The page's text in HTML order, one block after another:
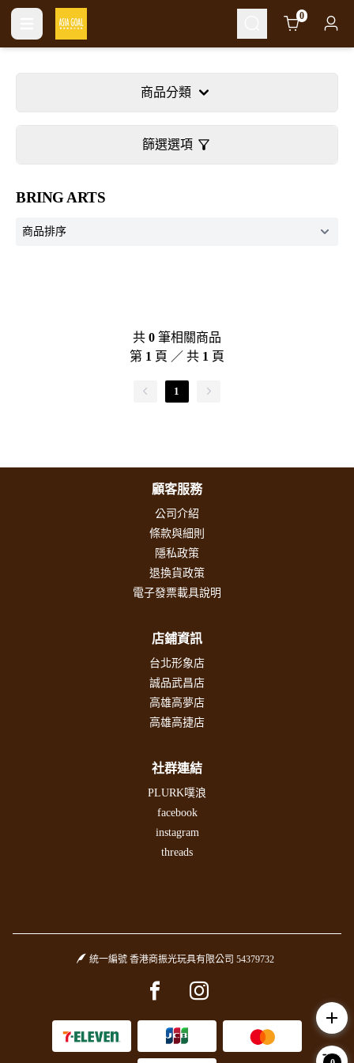
Cart 0
商品分類
篩選選項
BRING ARTS
共 0筆相關商品
第 1 頁 ／ 共 1 頁
1
顧客服務
公司介紹
條款與細則
隱私政策
退換貨政策
電子發票載具說明
店鋪資訊
台北形象店
誠品武昌店
高雄高夢店
高雄高捷店
社群連結
PLURK噗浪
facebook
instagram
threads
統一編號 香港商振光玩具有限公司 54379732
Facebook pageInstagram page
add